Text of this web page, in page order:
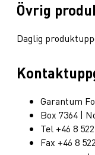
Övrig
Daglig
Garantum
Box 7364 |
Tel +46 8
Fax +46 8